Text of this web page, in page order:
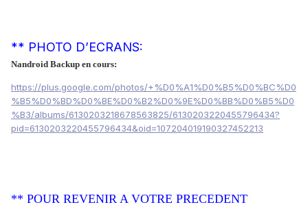
** PHOTO D’ECRANS:
Nandroid Backup en cours:
https://plus.google.com/photos/+%D0%A1%D0%B5%D0%BC%D0
%B5%D0%BD%D0%BE%D0%B2%D0%9E%D0%BB%D0%B5%D0
%B3/albums/6130203218678563825/6130203220455796434?
pid=6130203220455796434&oid=107204019190327452213
** POUR REVENIR A VOTRE PRECEDENT